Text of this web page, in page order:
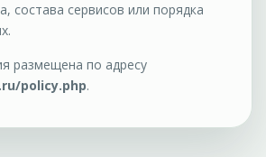
состава сервисов или порядка
размещена по адресу
policy.php.